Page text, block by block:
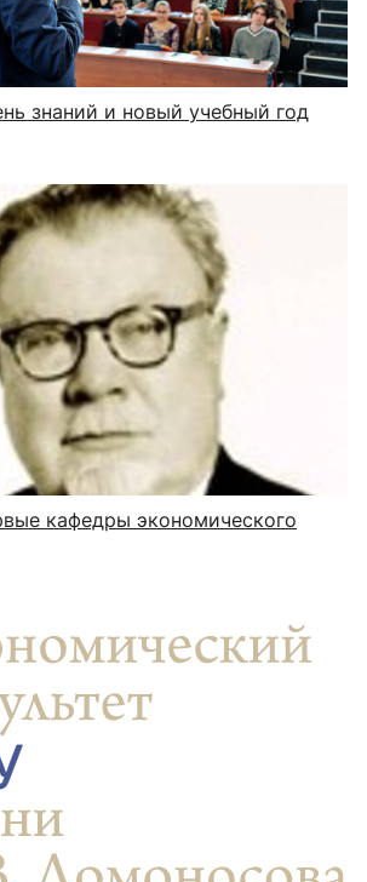
знаний и новый учебный год
кафедры экономического